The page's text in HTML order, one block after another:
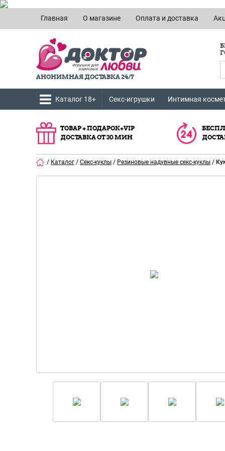
Главная О магазине Оплата и доставка
АНОНИМНАЯ ДОСТАВКА 24/7
Каталог 18+ Секс-игрушки Интимная
ТОВАР + ПОДАРОК+VIP
ДОСТАВКА ОТ 30 МИН
/ Каталог / Секс-куклы / Резиновые надувные секс-куклы /